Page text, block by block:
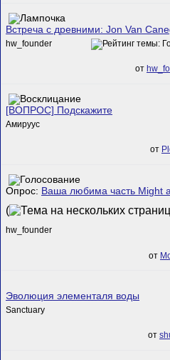
Встреча с древними: Jon Van
hw_founder
от
[ВОПРОС] Подскажите
Амируус
от
Опрос: Ваша любима часть Might
(
hw_founder
от
Эволюция элементаля воды
Sanctuary
от